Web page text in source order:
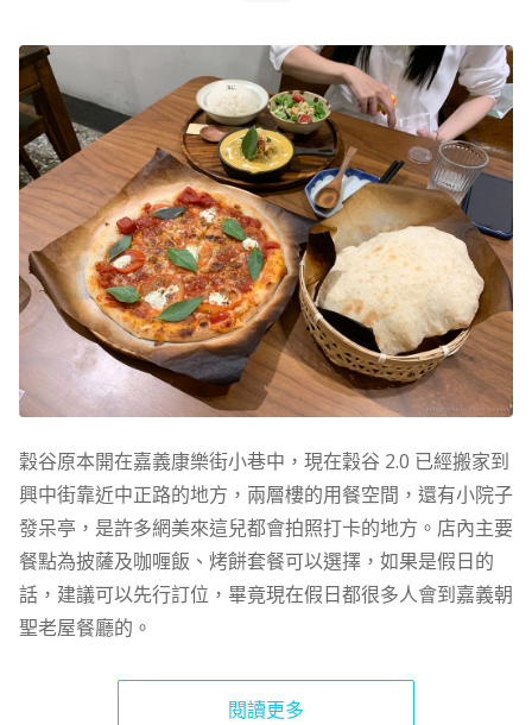
穀谷原本開在嘉義康樂街小巷中，現在穀谷 2.0 已經搬家到
興中街靠近中正路的地方，兩層樓的用餐空間，還有小院子
發呆亭，是許多網美來這兒都會拍照打卡的地方。店內主要
餐點為披薩及咖喱飯、烤餅套餐可以選擇，如果是假日的
話，建議可以先行訂位，畢竟現在假日都很多人會到嘉義朝
聖老屋餐廳的。
閱讀更多